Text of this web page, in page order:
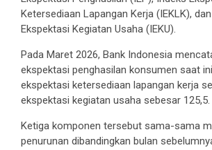
Ketersediaan Lapangan Kerja (IEKLK),
Ekspektasi Kegiatan Usaha (IEKU).
Pada Maret 2026, Bank Indonesia
ekspektasi penghasilan konsumen saat
ekspektasi ketersediaan lapangan kerja
ekspektasi kegiatan usaha sebesar 125,5.
Ketiga komponen tersebut sama-sama
penurunan dibandingkan bulan